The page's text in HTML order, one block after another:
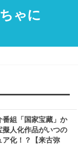
ゃに
番組「国家宝藏」か
擬人化作品がいつの
ア化！？【来古弥